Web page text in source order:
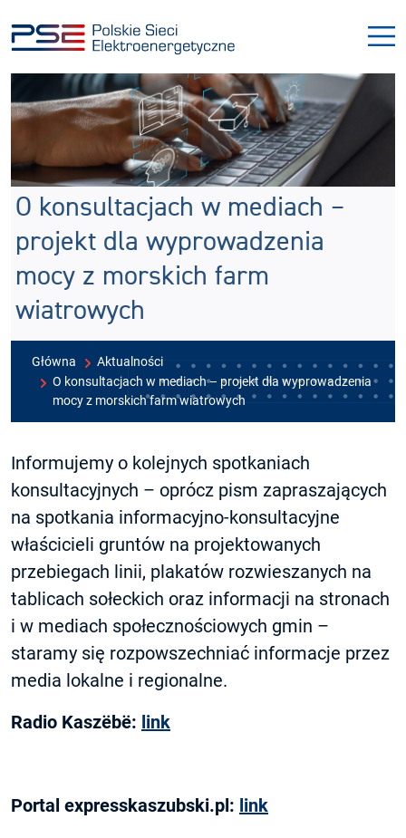
do
menu
do
treści
O konsultacjach w mediach –
projekt dla wyprowadzenia
mocy z morskich farm
wiatrowych
Główna
Aktualności
O konsultacjach w mediach – projekt dla wyprowadzenia
mocy z morskich farm wiatrowych
Informujemy o kolejnych spotkaniach
konsultacyjnych – oprócz pism zapraszających
na spotkania informacyjno-konsultacyjne
właścicieli gruntów na projektowanych
przebiegach linii, plakatów rozwieszanych na
tablicach sołeckich oraz informacji na stronach
i w mediach społecznościowych gmin –
staramy się rozpowszechniać informacje przez
media lokalne i regionalne.
Radio Kaszëbë: link
Portal expresskaszubski.pl: link